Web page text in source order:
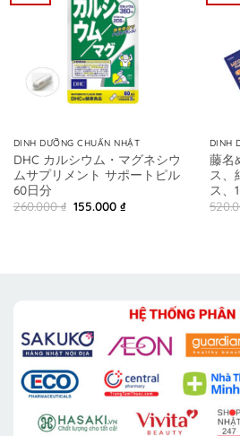
DINH DƯỠNG CHUẨN NHẬT
DHC カルシウム・マグネシウ
ムサプリメント サポートピル
60日分
260.000₫ Original
155.000 ₫Current
DINH
藤名
ス、
ス、